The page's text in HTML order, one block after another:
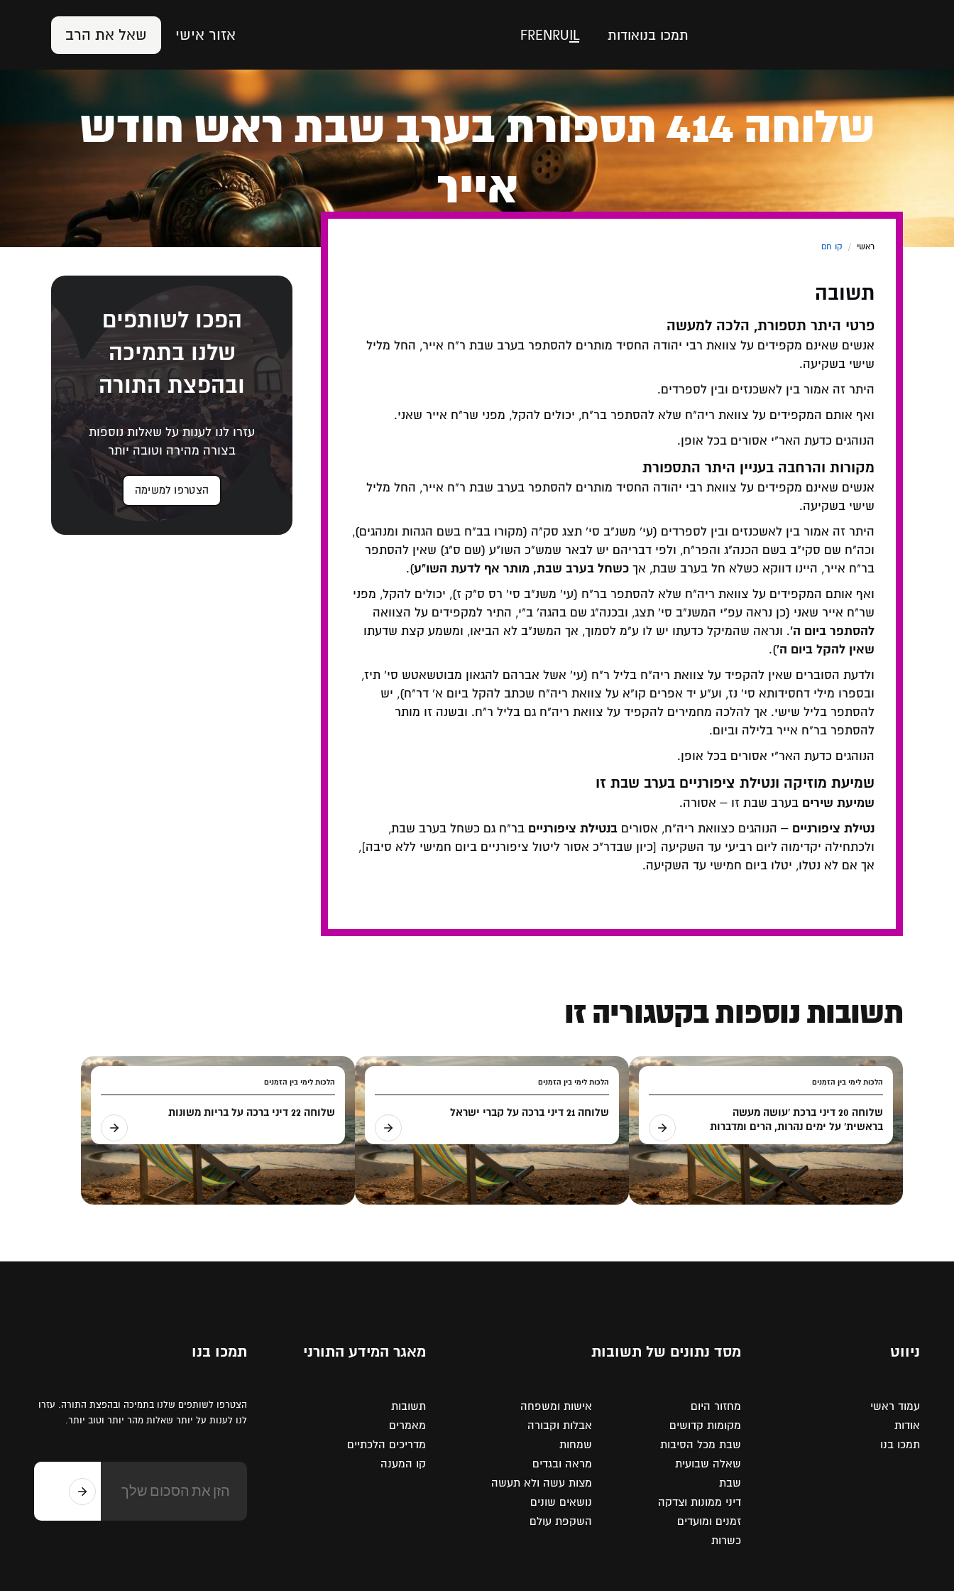
תמכו בנואודות IL
RU
EN
FR אזור אישי שאל את הרב
שלוחה 414 תספורת בערב שבת ראש חודש
אייר
ראשי / קו חם
תשובה
פרטי היתר תספורת, הלכה למעשה
אנשים שאינם מקפידים על צוואת רבי יהודה החסיד מותרים להסתפר בערב שבת ר"ח אייר, החל מליל
שישי בשקיעה.
היתר זה אמור בין לאשכנזים ובין לספרדים.
ואף אותם המקפידים על צוואת ריה"ח שלא להסתפר בר"ח, יכולים להקל, מפני שר"ח אייר שאני.
הנוהגים כדעת האר"י אסורים בכל אופן.
מקורות והרחבה בעניין היתר התספורת
אנשים שאינם מקפידים על צוואת רבי יהודה החסיד מותרים להסתפר בערב שבת ר"ח אייר, החל מליל
שישי בשקיעה.
היתר זה אמור בין לאשכנזים ובין לספרדים (עי' משנ"ב סי' תצג סק"ה (מקורו בב"ח בשם הגהות ומנהגים),
וכה"ח שם סקי"ב בשם הכנה"ג והפר"ח, ולפי דבריהם יש לבאר שמש"כ השו"ע (שם ס"ג) שאין להסתפר
בר"ח אייר, היינו דווקא כשלא חל בערב שבת, אך כשחל בערב שבת, מותר אף לדעת השו"ע).
ואף אותם המקפידים על צוואת ריה"ח שלא להסתפר בר"ח (עי' משנ"ב סי' רס ס"ק ז), יכולים להקל, מפני
שר"ח אייר שאני (כן נראה עפ"י המשנ"ב סי' תצג, ובכנה"ג שם בהגה' ב"י, התיר למקפידים על הצוואה
להסתפר ביום ה'. ונראה שהמיקל כדעתו יש לו ע"מ לסמוך, אך המשנ"ב לא הביאו, ומשמע קצת שדעתו
שאין להקל ביום ה').
ולדעת הסוברים שאין להקפיד על צוואת ריה"ח בליל ר"ח (עי' אשל אברהם להגאון מבוטשאטש סי' תיז,
ובספרו מילי דחסידותא סי' נז, וע"ע יד אפרים קו"א על צוואת ריה"ח שכתב להקל ביום א' דר"ח), יש
להסתפר בליל שישי. אך להלכה מחמירים להקפיד על צוואת ריה"ח גם בליל ר"ח. ובשנה זו מותר
להסתפר בר"ח אייר בלילה וביום.
הנוהגים כדעת האר"י אסורים בכל אופן.
שמיעת מוזיקה ונטילת ציפורניים בערב שבת זו
שמיעת שירים בערב שבת זו – אסורה.
נטילת ציפורניים – הנוהגים כצוואת ריה"ח, אסורים בנטילת ציפורניים בר"ח גם כשחל בערב שבת,
ולכתחילה יקדימוה ליום רביעי עד השקיעה [כיון שבדר"כ אסור ליטול ציפורניים ביום חמישי ללא סיבה],
אך אם לא נטלו, יטלו ביום חמישי עד השקיעה.
הפכו לשותפים
שלנו בתמיכה
ובהפצת התורה
עזרו לנו לענות על שאלות נוספות
בצורה מהירה וטובה יותר
הצטרפו למשימה
תשובות נוספות בקטגוריה זו
הלכות לימי בין הזמנים
שלוחה 20 דיני ברכת 'עושה מעשה
בראשית' על ימים נהרות, הרים ומדברות
הלכות לימי בין הזמנים
שלוחה 21 דיני ברכה על קברי ישראל
הלכות לימי בין הזמנים
שלוחה 22 דיני ברכה על בריות משונות
ניווט
עמוד ראשי
אודות
תמכו בנו
מסד נתונים של תשובות
מחזור היום
מקומות קדושים
שבת מכל הסיבות
שאלה שבועית
שבת
דיני ממונות וצדקה
זמנים ומועדים
כשרות
אישות ומשפחה
אבלות וקבורה
שמחות
מראה ובגדים
מצות עשה ולא תעשה
נושאים שונים
השקפת עולם
מאגר המידע התורני
תשובות
מאמרים
מדריכים הלכתיים
קו המענה
תמכו בנו
הצטרפו לשותפים שלנו בתמיכה ובהפצת התורה. עזרו
לנו לענות על יותר שאלות מהר יותר וטוב יותר.